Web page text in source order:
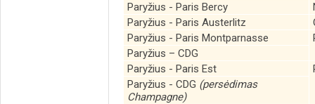
Paryžius - Paris Bercy
Paryžius - Paris Austerlitz
Paryžius - Paris Montparnasse
Paryžius – CDG
Paryžius - Paris Est
Paryžius - CDG (persėdimas
Champagne)